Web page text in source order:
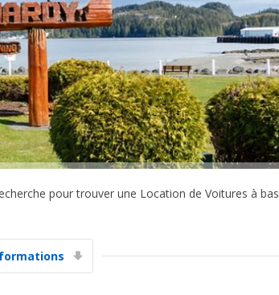
Promotions spéciales
pour trouver une Location de Voitures à bas